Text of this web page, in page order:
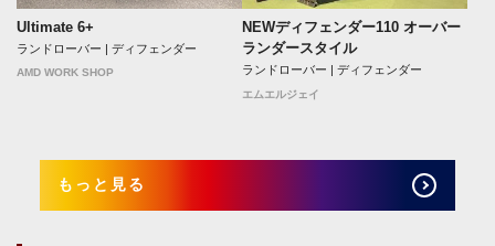
Ultimate 6+
ランドローバー | ディフェンダー
AMD WORK SHOP
NEWディフェンダー110 オーバー
ランダースタイル
ランドローバー | ディフェンダー
エムエルジェイ
もっと見る